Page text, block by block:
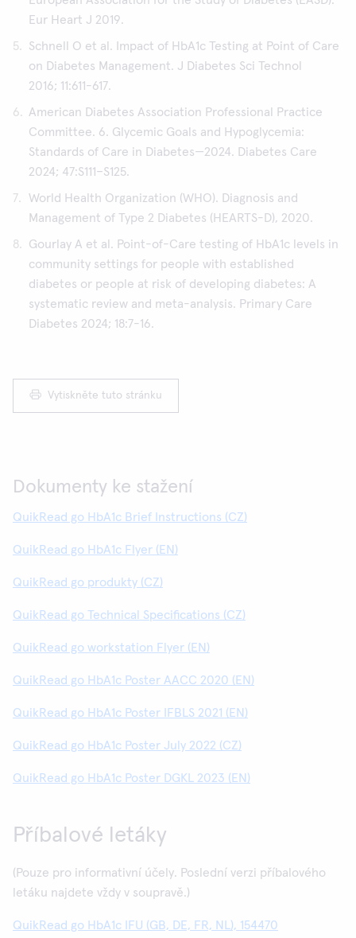
Eur Heart J 2019.
Schnell O et al. Impact of HbA1c Testing at Point of Care
on Diabetes Management. J Diabetes Sci Technol
2016; 11:611-617.
American Diabetes Association Professional Practice
Committee. 6. Glycemic Goals and Hypoglycemia:
Standards of Care in Diabetes—2024. Diabetes Care
2024; 47:S111–S125.
World Health Organization (WHO). Diagnosis and
Management of Type 2 Diabetes (HEARTS-D), 2020.
Gourlay A et al. Point-of-Care testing of HbA1c levels in
community settings for people with established
diabetes or people at risk of developing diabetes: A
systematic review and meta-analysis. Primary Care
Diabetes 2024; 18:7-16.
Vytiskněte tuto stránku
Dokumenty ke stažení
QuikRead go HbA1c Brief Instructions (CZ)
QuikRead go HbA1c Flyer (EN)
QuikRead go produkty (CZ)
QuikRead go Technical Specifications (CZ)
QuikRead go workstation Flyer (EN)
QuikRead go HbA1c Poster AACC 2020 (EN)
QuikRead go HbA1c Poster IFBLS 2021 (EN)
QuikRead go HbA1c Poster July 2022 (CZ)
QuikRead go HbA1c Poster DGKL 2023 (EN)
Příbalové letáky
(Pouze pro informativní účely. Poslední verzi příbalového
letáku najdete vždy v soupravě.)
QuikRead go HbA1c IFU (GB, DE, FR, NL), 154470